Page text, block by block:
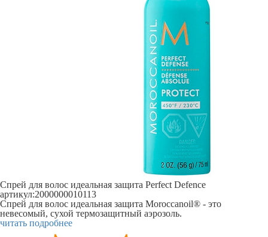
Спрей для волос идеальная защита Perfect Defence
артикул:2000000010113
Спрей для волос идеальная защита Moroccanoil® - это
невесомый, сухой термозащитный аэрозоль.
читать подробнее